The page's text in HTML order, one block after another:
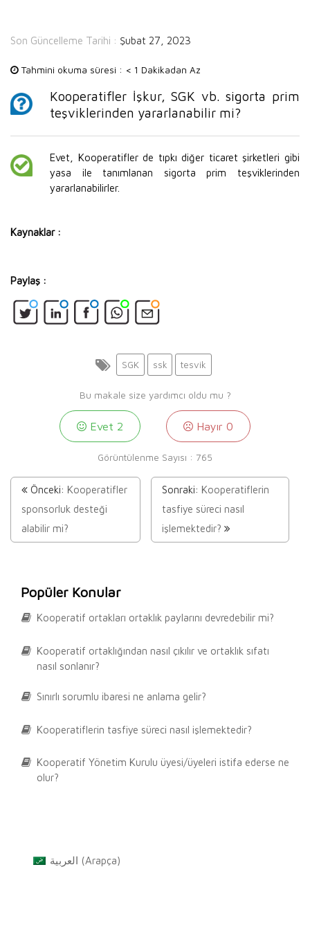
Son Güncelleme Tarihi : Şubat 27, 2023
Tahmini okuma süresi : < 1 Dakikadan Az
Kooperatifler İşkur, SGK vb. sigorta prim
teşviklerinden yararlanabilir mi?
Evet, Kooperatifler de tıpkı diğer ticaret şirketleri gibi
yasa ile tanımlanan sigorta prim teşviklerinden
yararlanabilirler.
Kaynaklar :
Paylaş :
SGK ssk tesvik
Bu makale size yardımcı oldu mu ?
Evet 2 Hayır 0
Görüntülenme Sayısı : 765
Önceki: Kooperatifler
sponsorluk desteği
alabilir mi?
Sonraki: Kooperatiflerin
tasfiye süreci nasıl
işlemektedir?
Popüler Konular
Kooperatif ortakları ortaklık paylarını devredebilir mi?
Kooperatif ortaklığından nasıl çıkılır ve ortaklık sıfatı
nasıl sonlanır?
Sınırlı sorumlu ibaresi ne anlama gelir?
Kooperatiflerin tasfiye süreci nasıl işlemektedir?
Kooperatif Yönetim Kurulu üyesi/üyeleri istifa ederse ne
olur?
العربية (Arapça)